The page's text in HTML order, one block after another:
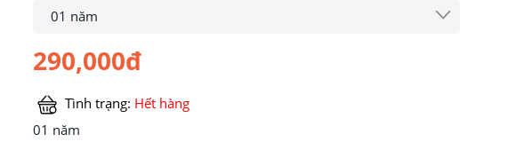
01 năm
290,000đ
Tình trạng: Hết hàng
01 năm